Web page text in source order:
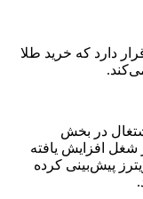
دارد که خرید طلا
در بخش
در ماه گذشته میلادی ۵۷ هزار شغل افزایش یافته
پیش‌بینی کرده